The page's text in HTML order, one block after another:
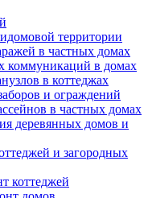
территории
в частных домах
коммуникаций в домах
в коттеджах
и ограждений
в частных домах
деревянных домов и
и загородных
коттеджей